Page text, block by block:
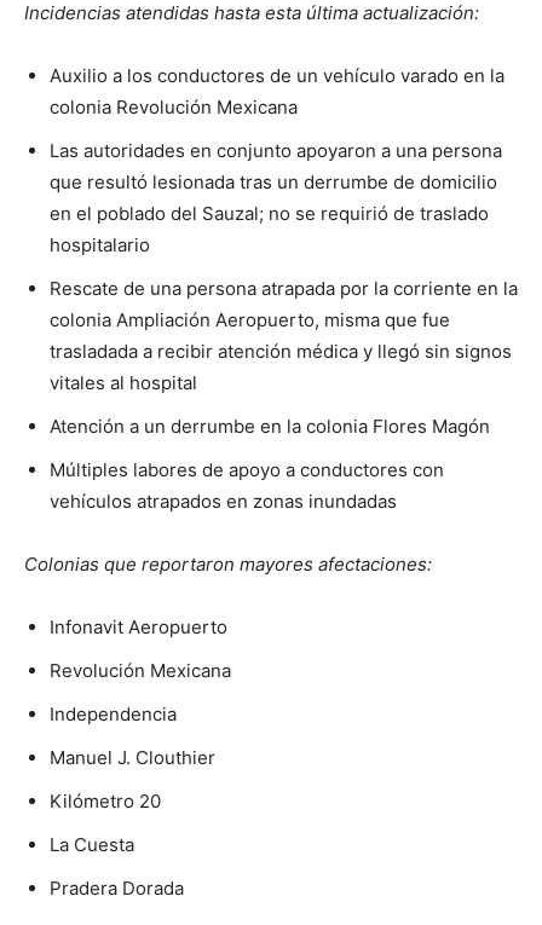
Incidencias atendidas hasta esta última actualización:
Auxilio a los conductores de un vehículo varado en la
colonia Revolución Mexicana
Las autoridades en conjunto apoyaron a una persona
que resultó lesionada tras un derrumbe de domicilio
en el poblado del Sauzal; no se requirió de traslado
hospitalario
Rescate de una persona atrapada por la corriente en la
colonia Ampliación Aeropuerto, misma que fue
trasladada a recibir atención médica y llegó sin signos
vitales al hospital
Atención a un derrumbe en la colonia Flores Magón
Múltiples labores de apoyo a conductores con
vehículos atrapados en zonas inundadas
Colonias que reportaron mayores afectaciones:
Infonavit Aeropuerto
Revolución Mexicana
Independencia
Manuel J. Clouthier
Kilómetro 20
La Cuesta
Pradera Dorada